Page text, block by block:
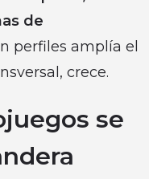
de
perfiles amplía el
crece.
se